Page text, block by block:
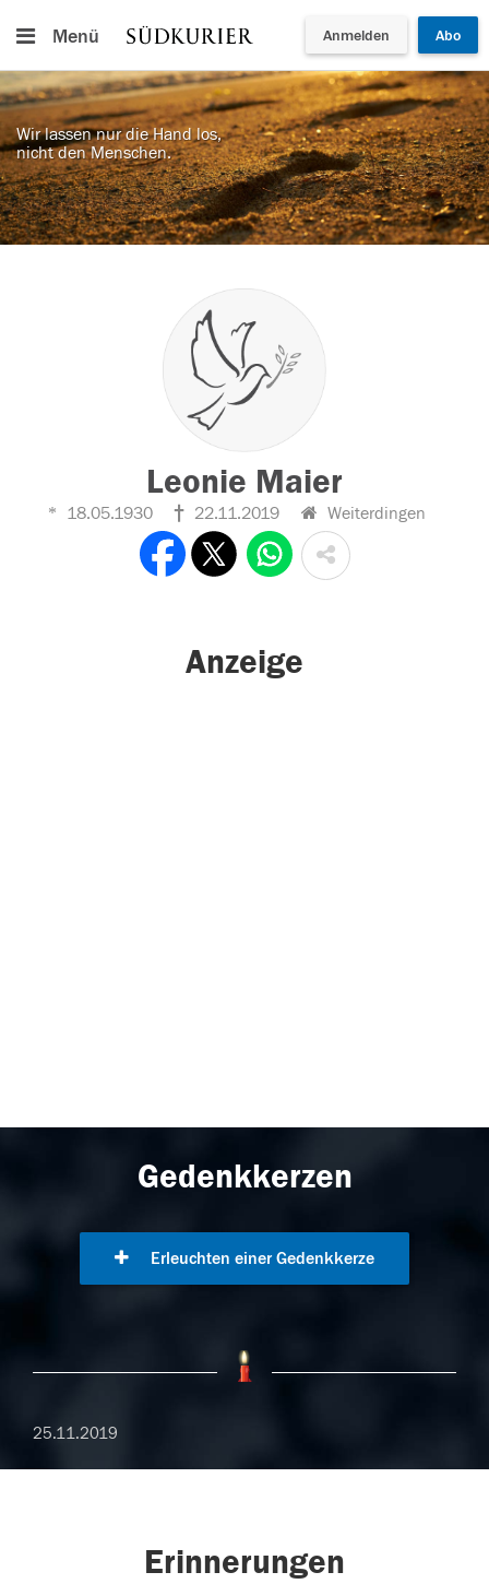
Menü Anmelden Abo
Wir lassen nur die Hand los,
nicht den Menschen.
Leonie Maier
18.05.1930 22.11.2019 Weiterdingen
Anzeige
Gedenkkerzen
Erleuchten einer Gedenkkerze
25.11.2019
Erinnerungen